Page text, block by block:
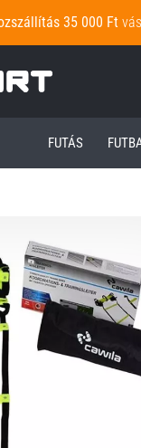
35 000 Ft
Top4Sport.hu
FUTÁS